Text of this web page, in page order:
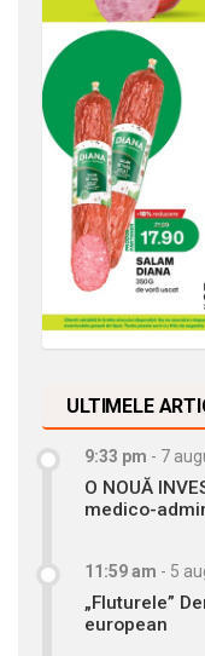
ULTIMELE
9:33 pm - 7
O NOUĂ
medico-
11:59 am - 5
„Fluturele”
european